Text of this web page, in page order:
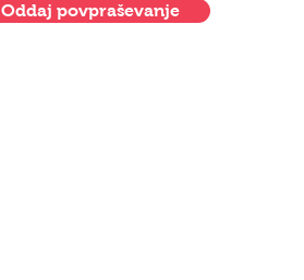
Oddaj povpraševanje